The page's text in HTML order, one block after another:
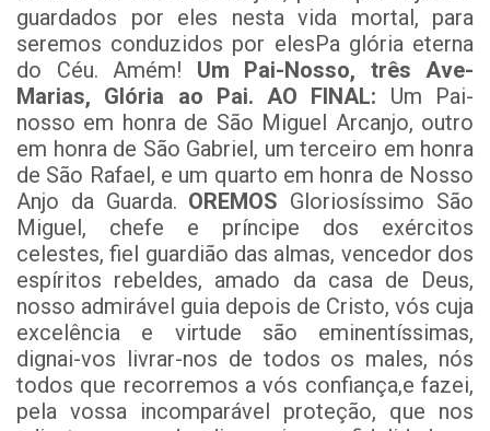
guardados por eles nesta vida mortal, para
seremos conduzidos por elesPa glória eterna
do Céu. Amém! Um Pai-Nosso, três Ave-
Marias, Glória ao Pai. AO FINAL: Um Pai-
nosso em honra de São Miguel Arcanjo, outro
em honra de São Gabriel, um terceiro em honra
de São Rafael, e um quarto em honra de Nosso
Anjo da Guarda. OREMOS Gloriosíssimo São
Miguel, chefe e príncipe dos exércitos
celestes, fiel guardião das almas, vencedor dos
espíritos rebeldes, amado da casa de Deus,
nosso admirável guia depois de Cristo, vós cuja
excelência e virtude são eminentíssimas,
dignai-vos livrar-nos de todos os males, nós
todos que recorremos a vós confiança,e fazei,
pela vossa incomparável proteção, que nos